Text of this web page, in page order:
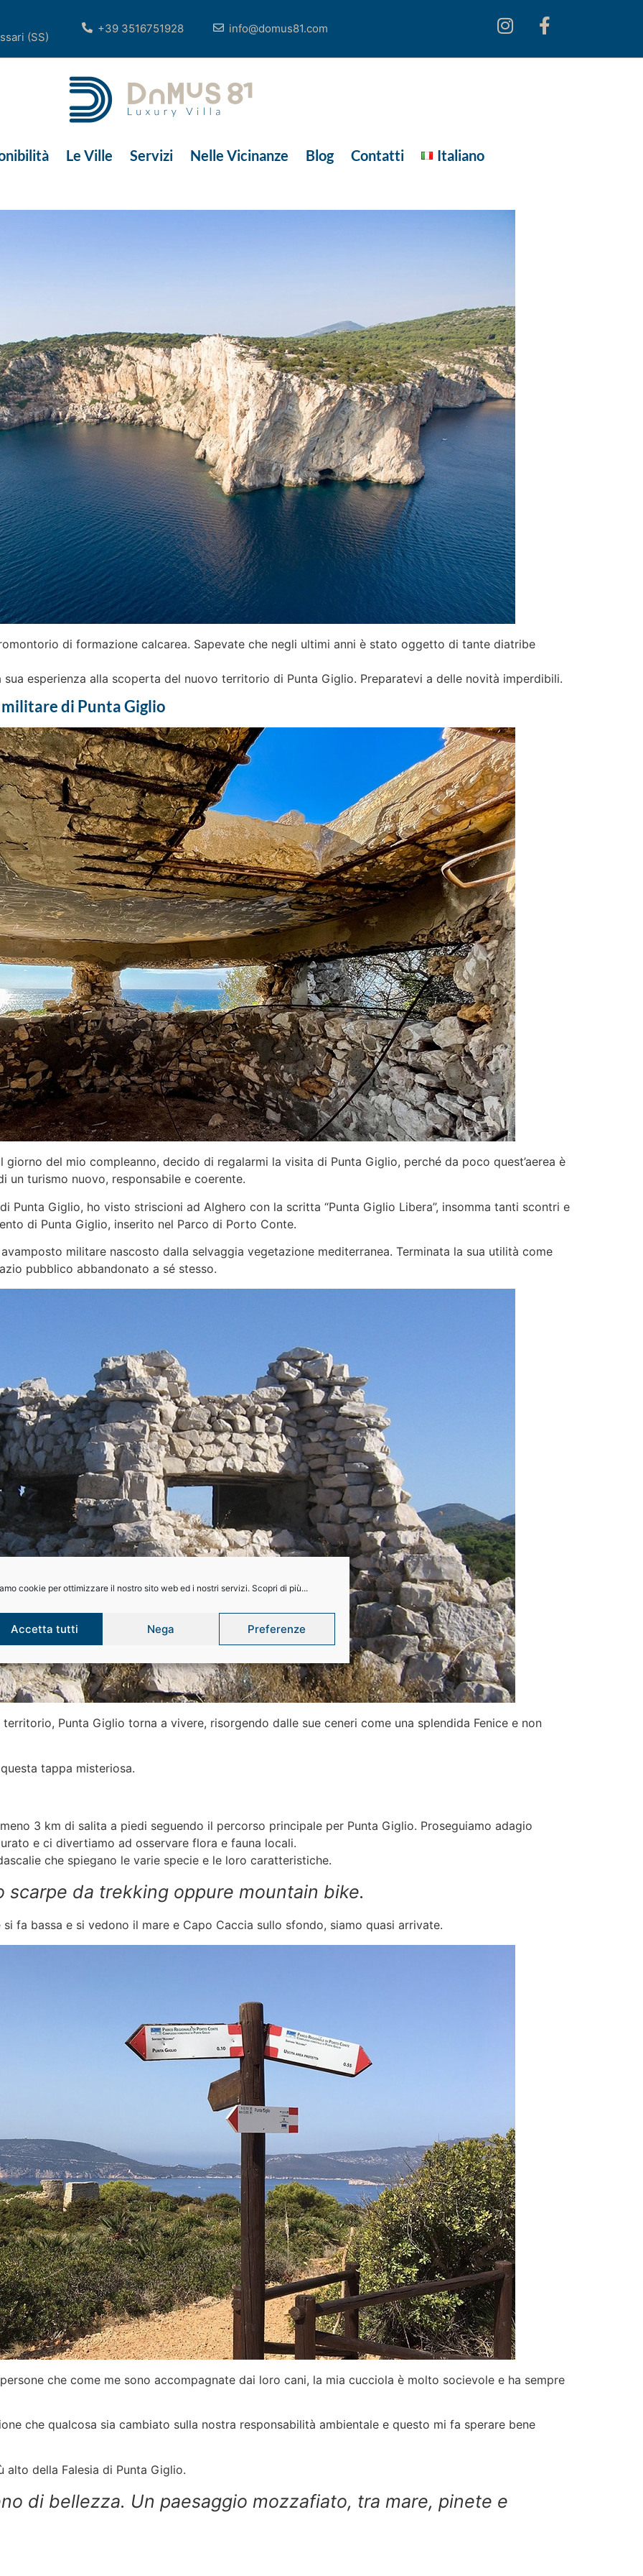
cookie per ottimizzare il nostro sito web ed i nostri servizi. Scopri di più...
Accetta tutti Nega Preferenze
(SS)
+39 3516751928 info@domus81.com
Le Ville Servizi Nelle Vicinanze Blog Contatti Italiano
di formazione calcarea. Sapevate che negli ultimi anni è stato oggetto di tante diatribe
esperienza alla scoperta del nuovo territorio di Punta Giglio. Preparatevi a delle novità imperdibili.
di Punta Giglio
del mio compleanno, decido di regalarmi la visita di Punta Giglio, perché da poco quest’aerea è
turismo nuovo, responsabile e coerente.
Punta Giglio, ho visto striscioni ad Alghero con la scritta “Punta Giglio Libera”, insomma tanti scontri e
di Punta Giglio, inserito nel Parco di Porto Conte.
militare nascosto dalla selvaggia vegetazione mediterranea. Terminata la sua utilità come
pubblico abbandonato a sé stesso.
Punta Giglio torna a vivere, risorgendo dalle sue ceneri come una splendida Fenice e non
tappa misteriosa.
3 km di salita a piedi seguendo il percorso principale per Punta Giglio. Proseguiamo adagio
e ci divertiamo ad osservare flora e fauna locali.
che spiegano le varie specie e le loro caratteristiche.
scarpe da trekking oppure mountain bike.
fa bassa e si vedono il mare e Capo Caccia sullo sfondo, siamo quasi arrivate.
che come me sono accompagnate dai loro cani, la mia cucciola è molto socievole e ha sempre
che qualcosa sia cambiato sulla nostra responsabilità ambientale e questo mi fa sperare bene
della Falesia di Punta Giglio.
di bellezza. Un paesaggio mozzafiato, tra mare, pinete e